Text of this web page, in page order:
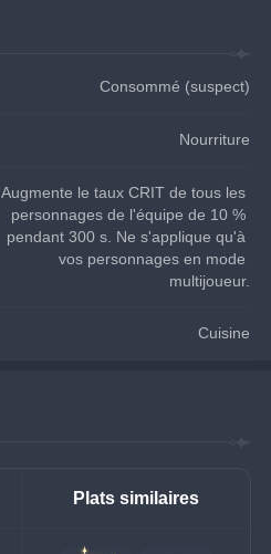
Consommé (suspect)
Nourriture
Augmente le taux CRIT de tous les
personnages de l'équipe de 10 %
pendant 300 s. Ne s'applique qu'à
vos personnages en mode
multijoueur.
Cuisine
Plats similaires